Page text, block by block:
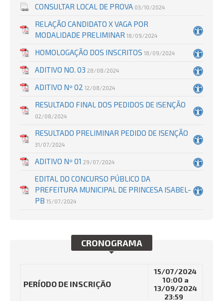
CONSULTAR LOCAL DE PROVA 03/10/2024
RELAÇÃO CANDIDATO X VAGA POR
MODALIDADE PRELIMINAR 18/09/2024
HOMOLOGAÇÃO DOS INSCRITOS 18/09/2024
ADITIVO NO. 03 28/08/2024
ADITIVO Nº 02 12/08/2024
RESULTADO FINAL DOS PEDIDOS DE ISENÇÃO
02/08/2024
RESULTADO PRELIMINAR PEDIDO DE ISENÇÃO
31/07/2024
ADITIVO Nº 01 29/07/2024
EDITAL DO CONCURSO PÚBLICO DA
PREFEITURA MUNICIPAL DE PRINCESA ISABEL-
PB 15/07/2024
CRONOGRAMA
PERÍODO DE INSCRIÇÃO
15/07/2024
10:00 a
13/09/2024
23:59